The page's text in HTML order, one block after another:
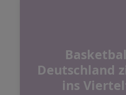
Deutschland
ins